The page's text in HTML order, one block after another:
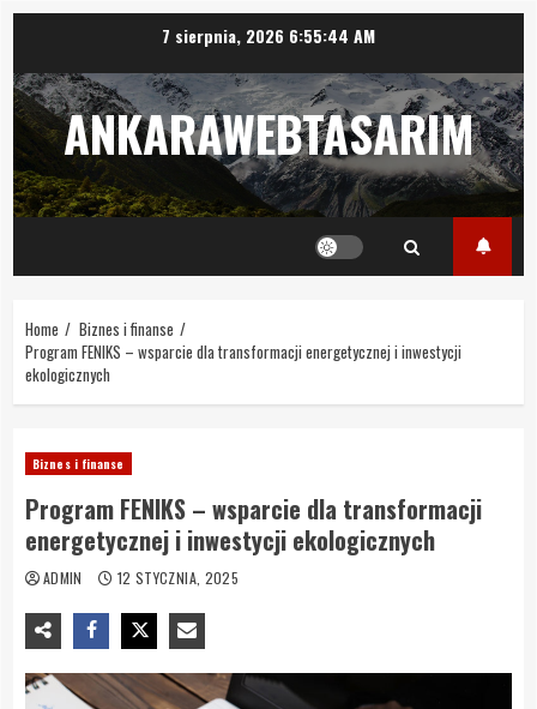
content
7 sierpnia, 2026 6:55:44 AM
ANKARAWEBTASARIM
Home
Biznes i finanse
Program FENIKS – wsparcie dla transformacji energetycznej i inwestycji
ekologicznych
Biznes i finanse
Program FENIKS – wsparcie dla transformacji
energetycznej i inwestycji ekologicznych
ADMIN 12 STYCZNIA, 2025